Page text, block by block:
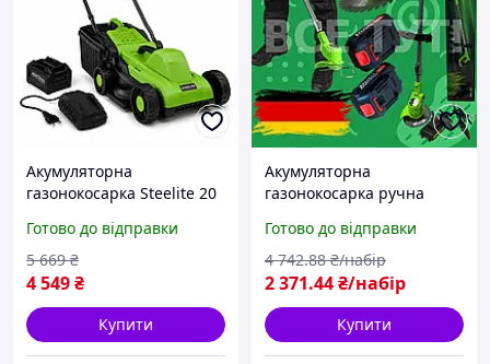
Акумуляторна
газонокосарка Steelite 20
газонокосарка на
акумуляторі для дому
косарка акумуляторна
Готово до відправки
4 549₴
5 669 ₴
Купити
Акумуляторна
газонокосарка ручна
дому з акумуляторами
АКБ для рівномірного
підстригання газону та
трави
Готово до відправки
2 371.44₴/набір
4 742.88 ₴/набір
Купити